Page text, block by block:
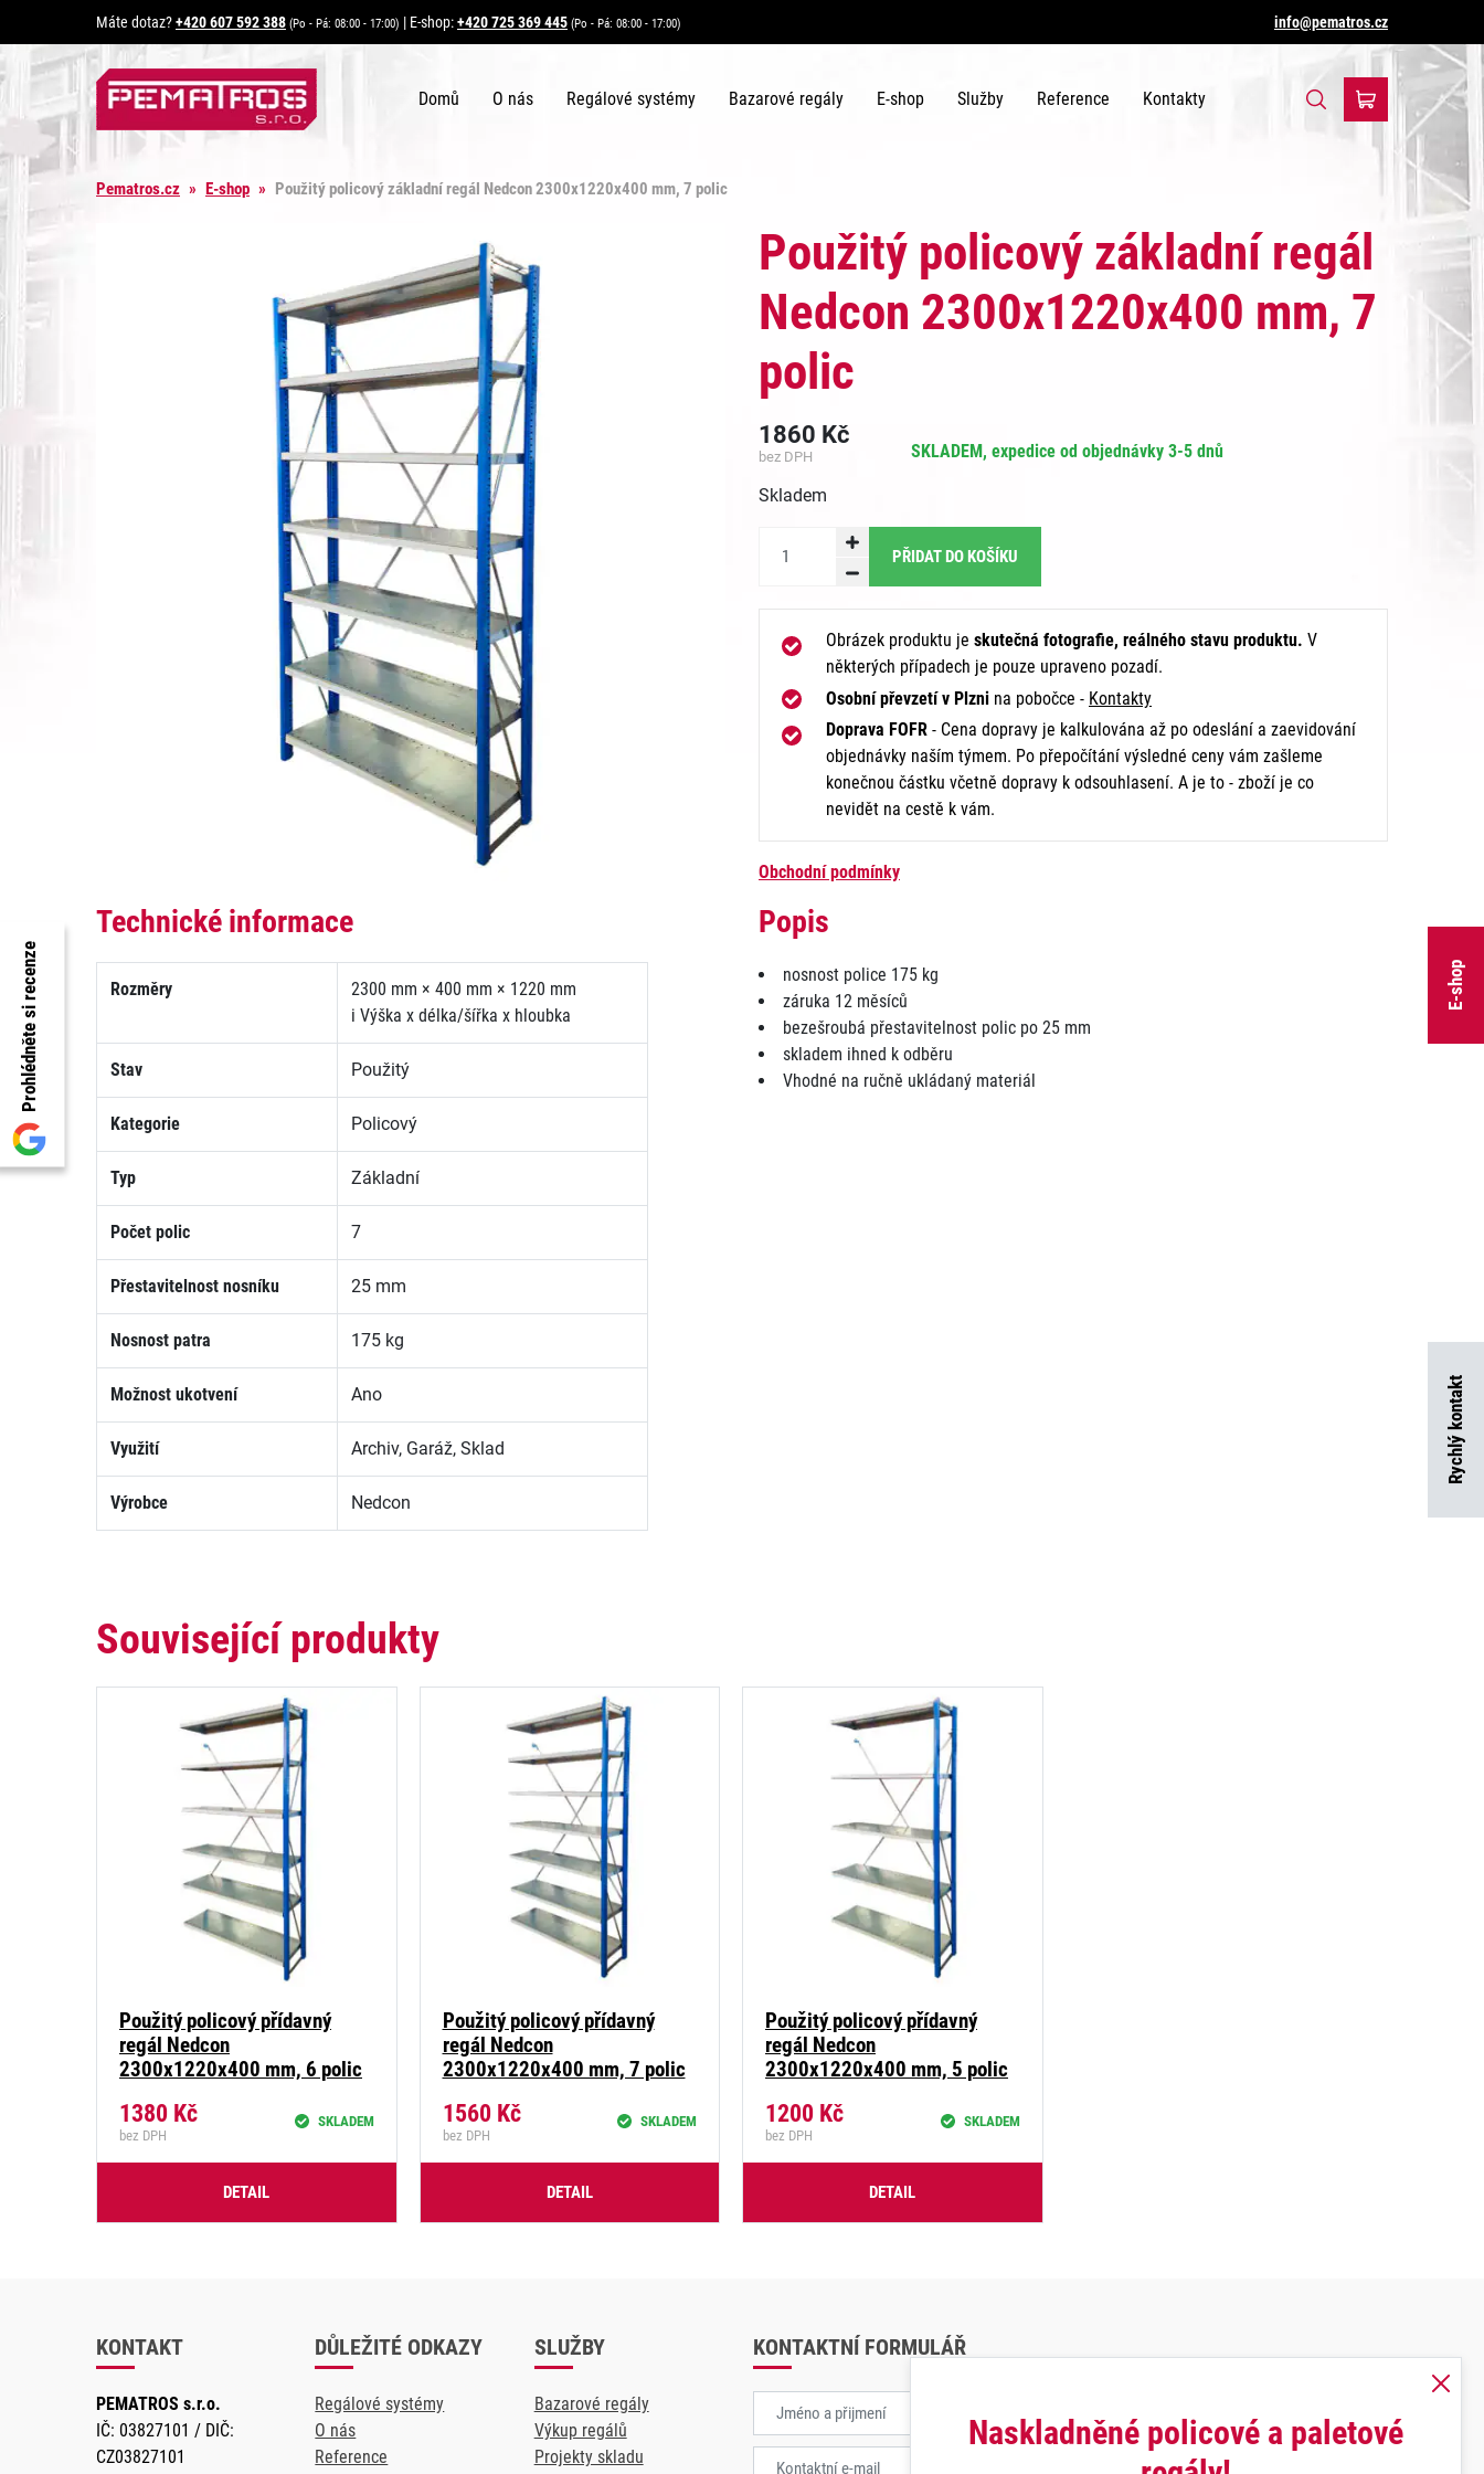
E-shop
Rychlý kontakt
Prohlédněte si recenze
Máte dotaz?+420 607 592 388 (Po - Pá: 08:00 - 17:00) | E-shop:+420 725 369 445 (Po - Pá: 08:00 - 17:00) info@pematros.cz
Domů O nás Regálové systémy Bazarové regály E-shop Služby Reference Kontakty
Pematros.cz » E-shop » Použitý policový základní regál Nedcon 2300x1220x400 mm, 7 polic
Použitý policový základní regál
Nedcon 2300x1220x400 mm, 7
polic
1860 Kč
bez DPH SKLADEM, expedice od objednávky 3-5 dnů
Skladem
PŘIDAT DO KOŠÍKU
Obrázek produktu je skutečná fotografie, reálného stavu produktu. V
některých případech je pouze upraveno pozadí.
Osobní převzetí v Plzni na pobočce - Kontakty
Doprava FOFR - Cena dopravy je kalkulována až po odeslání a zaevidování
objednávky naším týmem. Po přepočítání výsledné ceny vám zašleme
konečnou částku včetně dopravy k odsouhlasení. A je to - zboží je co
nevidět na cestě k vám.
Obchodní podmínky
Technické informace
Rozměry
2300 mm × 400 mm × 1220 mm
i Výška x délka/šířka x hloubka
Stav Použitý
Kategorie Policový
Typ Základní
Počet polic 7
Přestavitelnost nosníku 25 mm
Nosnost patra 175 kg
Možnost ukotvení Ano
Využití Archiv, Garáž, Sklad
Výrobce Nedcon
Popis
nosnost police 175 kg
záruka 12 měsíců
bezešroubá přestavitelnost polic po 25 mm
skladem ihned k odběru
Vhodné na ručně ukládaný materiál
Související produkty
Použitý policový přídavný
regál Nedcon
2300x1220x400 mm, 6 polic
1380 Kč
bez DPH
SKLADEM
DETAIL
Použitý policový přídavný
regál Nedcon
2300x1220x400 mm, 7 polic
1560 Kč
bez DPH
SKLADEM
DETAIL
Použitý policový přídavný
regál Nedcon
2300x1220x400 mm, 5 polic
1200 Kč
bez DPH
SKLADEM
DETAIL
KONTAKT
PEMATROS s.r.o.
IČ: 03827101 / DIČ:
CZ03827101
DŮLEŽITÉ ODKAZY
Regálové systémy
O nás
Reference
SLUŽBY
Bazarové regály
Výkup regálů
Projekty skladu
KONTAKTNÍ FORMULÁŘ
Naskladněné policové a paletové